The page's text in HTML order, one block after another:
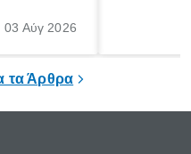
μέρες
03 Αύγ 2026
τα Άρθρα